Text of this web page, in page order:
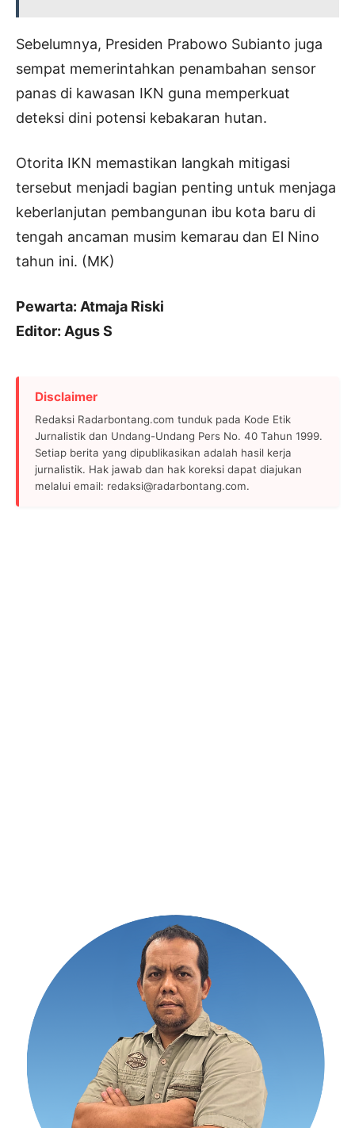
Sebelumnya, Presiden Prabowo Subianto juga
sempat memerintahkan penambahan sensor
panas di kawasan IKN guna memperkuat
deteksi dini potensi kebakaran hutan.
Otorita IKN memastikan langkah mitigasi
tersebut menjadi bagian penting untuk menjaga
keberlanjutan pembangunan ibu kota baru di
tengah ancaman musim kemarau dan El Nino
tahun ini. (MK)
Pewarta: Atmaja Riski
Editor: Agus S
Disclaimer
Redaksi Radarbontang.com tunduk pada Kode Etik
Jurnalistik dan Undang-Undang Pers No. 40 Tahun 1999.
Setiap berita yang dipublikasikan adalah hasil kerja
jurnalistik. Hak jawab dan hak koreksi dapat diajukan
melalui email: redaksi@radarbontang.com.